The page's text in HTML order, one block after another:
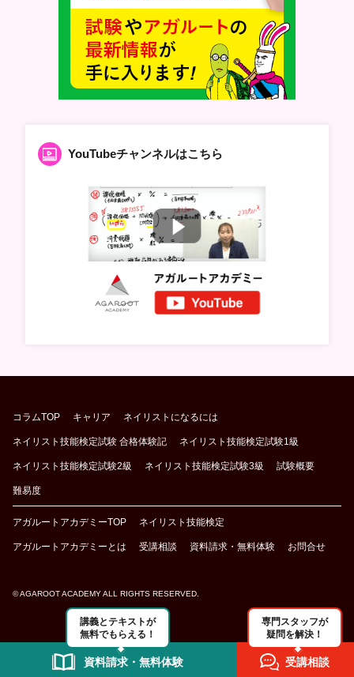
YouTubeチャンネルはこちら
コラムTOP キャリア ネイリストになるには
ネイリスト技能検定試験 合格体験記 ネイリスト技能検定試験1級
ネイリスト技能検定試験2級 ネイリスト技能検定試験3級 試験概要
難易度
アガルートアカデミーTOP ネイリスト技能検定
アガルートアカデミーとは 受講相談 資料請求・無料体験 お問合せ
© AGAROOT ACADEMY ALL RIGHTS RESERVED.
講義とテキストが
無料でもらえる！
資料請求・無料体験
専門スタッフが
疑問を解決！
受講相談